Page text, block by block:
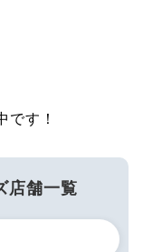
です！
店舗一覧